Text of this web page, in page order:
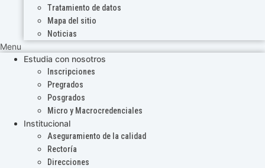
Tratamiento de datos
Mapa del sitio
Noticias
Menu
Estudia con nosotros
Inscripciones
Pregrados
Posgrados
Micro y Macrocredenciales
Institucional
Aseguramiento de la calidad
Rectoría
Direcciones